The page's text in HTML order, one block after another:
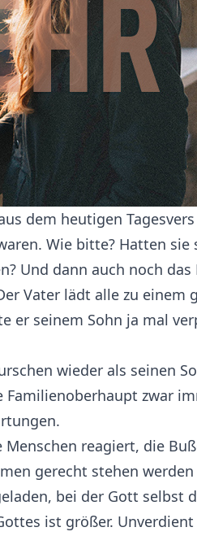
dem heutigen
Wie bitte? Hatten sie
Und dann auch noch
Vater lädt alle zu einem
seinem Sohn ja mal
wieder als seinen
zwar
Menschen reagiert, die
gerecht stehen
bei der Gott selbst
ist größer.